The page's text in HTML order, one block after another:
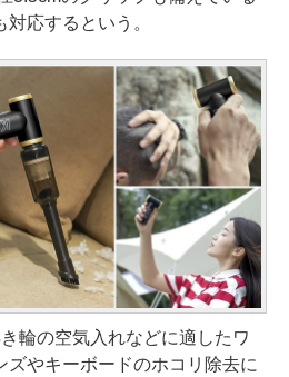
応するという。
輪の空気入れなどに適したワ
ズやキーボードのホコリ除去に